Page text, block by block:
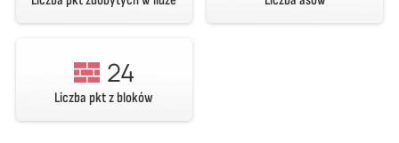
24
Liczba pkt z bloków